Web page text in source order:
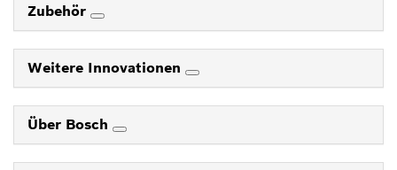
Zubehör
Weitere Innovationen
Über Bosch